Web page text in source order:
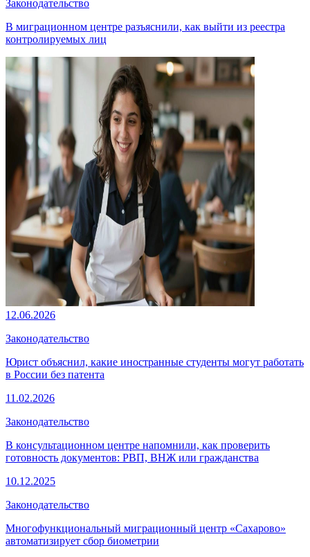
Законодательство
В миграционном центре разъяснили, как выйти из реестра
контролируемых лиц
12.06.2026
Законодательство
Юрист объяснил, какие иностранные студенты могут работать
в России без патента
11.02.2026
Законодательство
В консультационном центре напомнили, как проверить
готовность документов: РВП, ВНЖ или гражданства
10.12.2025
Законодательство
Многофункциональный миграционный центр «Сахарово»
автоматизирует сбор биометрии